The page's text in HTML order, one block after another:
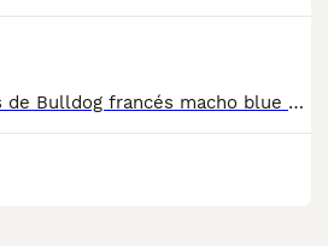
¡Disponibles preciosos cachorros de Bulldog francés macho blue hembra lila merle ojos azules. Contamos con machos y hembras. Somos un criadero familiar y te ofrecemos la posibilidad de venir a conocer a los cachorros en persona o mediante videollamada. Entregamos a los cachorros con todo en regla: • Vacunas correspondientes a su edad • Desparasitación interna y externa • Cartilla sanitaria • Revisión veterinaria • Pasaporte • Microchip • Contrato de adopción con garantías Realizamos entregas en toda la península, incluyendo: Galicia, Cantabria, País Vasco, Barcelona, Zaragoza, Huesca, Valencia, Castilla-La Mancha, Castilla y León, Madrid, Murcia y Andalucía. Para cualquier consulta o para recibir fotos y vídeos de los cachorros, no dudes en contactarnos. También puedes ver más en nuestro perfil: [@cachorrospuppiespremium]. 📞 Teléfono y WhatsApp: 663 736 099 Atendemos de lunes a domingo. Preguntar por Carla. ¡Estaremos encantados de ayudarte!